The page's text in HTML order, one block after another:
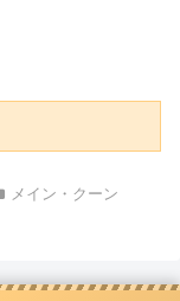
メイン・クーン